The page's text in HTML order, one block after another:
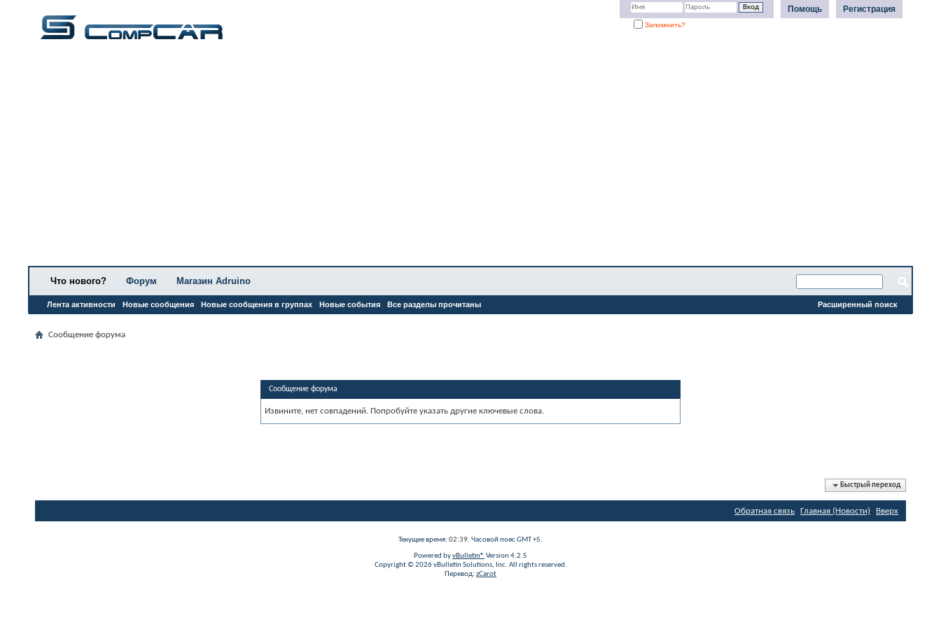
Регистрация
Помощь
Запомнить?
Что нового?
Лента активности Новые сообщения Новые сообщения в группах Новые события Все разделы прочитаны
Форум Магазин Adruino
Расширенный поиск
Сообщение форума
Сообщение форума
Извините, нет совпадений. Попробуйте указать другие ключевые слова.
Быстрый переход
Обратная связь Главная (Новости) Вверх
Текущее время: 02:39. Часовой пояс GMT +5.
Powered byvBulletin® Version 4.2.5
Copyright © 2026 vBulletin Solutions, Inc. All rights reserved.
Перевод: zCarot